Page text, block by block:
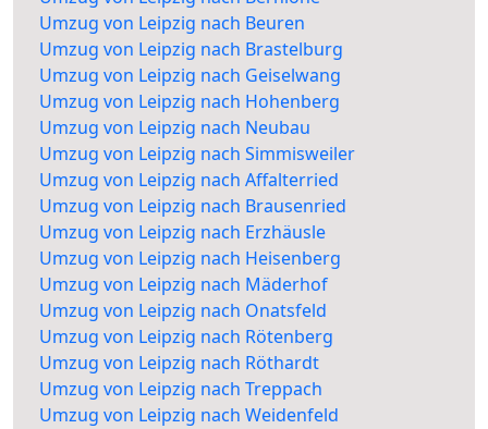
Umzug von Leipzig nach Beuren
Umzug von Leipzig nach Brastelburg
Umzug von Leipzig nach Geiselwang
Umzug von Leipzig nach Hohenberg
Umzug von Leipzig nach Neubau
Umzug von Leipzig nach Simmisweiler
Umzug von Leipzig nach Affalterried
Umzug von Leipzig nach Brausenried
Umzug von Leipzig nach Erzhäusle
Umzug von Leipzig nach Heisenberg
Umzug von Leipzig nach Mäderhof
Umzug von Leipzig nach Onatsfeld
Umzug von Leipzig nach Rötenberg
Umzug von Leipzig nach Röthardt
Umzug von Leipzig nach Treppach
Umzug von Leipzig nach Weidenfeld